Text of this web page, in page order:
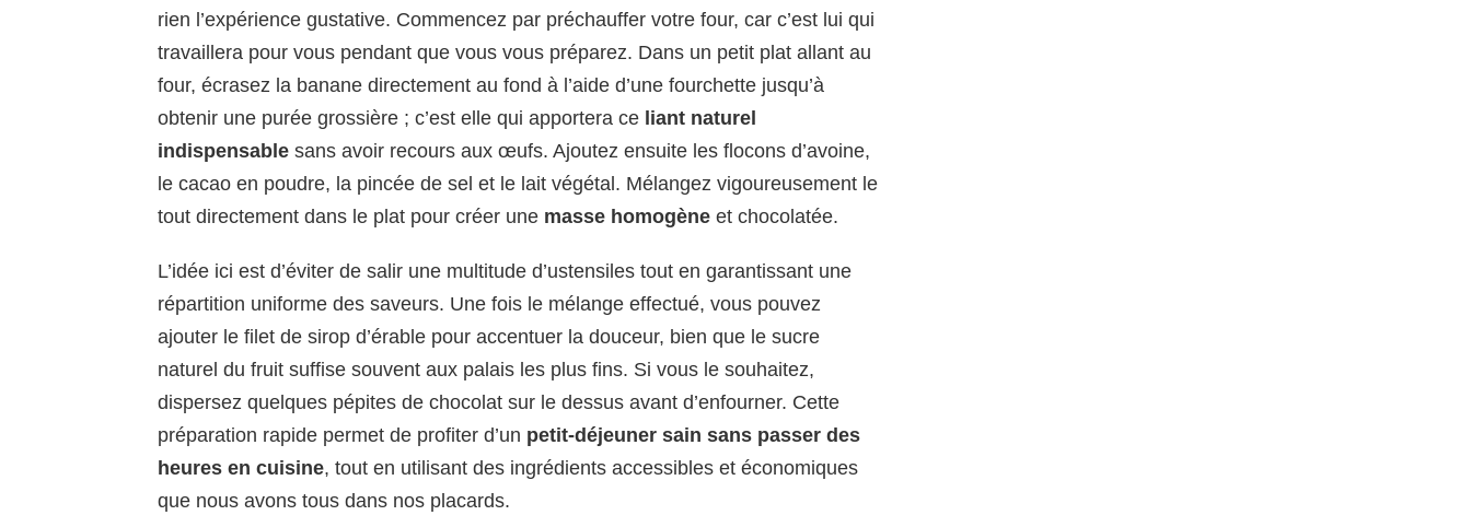
rien l’expérience gustative. Commencez par préchauffer votre four, car c’est lui qui
travaillera pour vous pendant que vous vous préparez. Dans un petit plat allant au
four, écrasez la banane directement au fond à l’aide d’une fourchette jusqu’à
obtenir une purée grossière ; c’est elle qui apportera ce liant naturel
indispensable sans avoir recours aux œufs. Ajoutez ensuite les flocons d’avoine,
le cacao en poudre, la pincée de sel et le lait végétal. Mélangez vigoureusement le
tout directement dans le plat pour créer une masse homogène et chocolatée.
L’idée ici est d’éviter de salir une multitude d’ustensiles tout en garantissant une
répartition uniforme des saveurs. Une fois le mélange effectué, vous pouvez
ajouter le filet de sirop d’érable pour accentuer la douceur, bien que le sucre
naturel du fruit suffise souvent aux palais les plus fins. Si vous le souhaitez,
dispersez quelques pépites de chocolat sur le dessus avant d’enfourner. Cette
préparation rapide permet de profiter d’un petit-déjeuner sain sans passer des
heures en cuisine, tout en utilisant des ingrédients accessibles et économiques
que nous avons tous dans nos placards.